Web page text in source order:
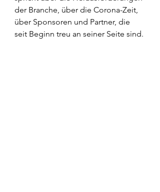
der Branche, über die Corona-Zeit,
über Sponsoren und Partner, die
seit Beginn treu an seiner Seite sind.